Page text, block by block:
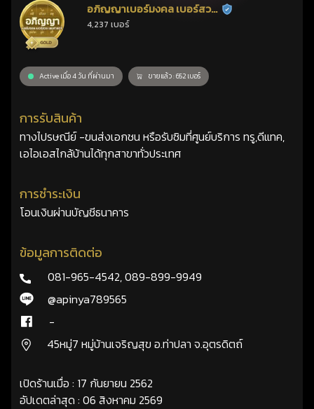
อภิญญาเบอร์มงคล เบอร์สวย
เลขศาสตร์
ร้านยืนยันแล้ว
4,237 เบอร์
Active เมื่อ 4 วัน ที่ผ่านมา ขายแล้ว : 652 เบอร์
การรับสินค้า
ทางไปรษณีย์ -ขนส่งเอกชน หรือรับซิมที่ศูนย์บริการ ทรู,ดีแทค,
เอไอเอสไกล้บ้านได้ทุกสาขาทั่วประเทศ
การชำระเงิน
โอนเงินผ่านบัญชีธนาคาร
ข้อมูลการติดต่อ
081-965-4542,089-899-9949
@apinya789565
-
45หมู่7 หมู่บ้านเจริญสุข อ.ท่าปลา จ.อุตรดิตถ์
เปิดร้านเมื่อ : 17 กันยายน 2562
อัปเดตล่าสุด : 06 สิงหาคม 2569